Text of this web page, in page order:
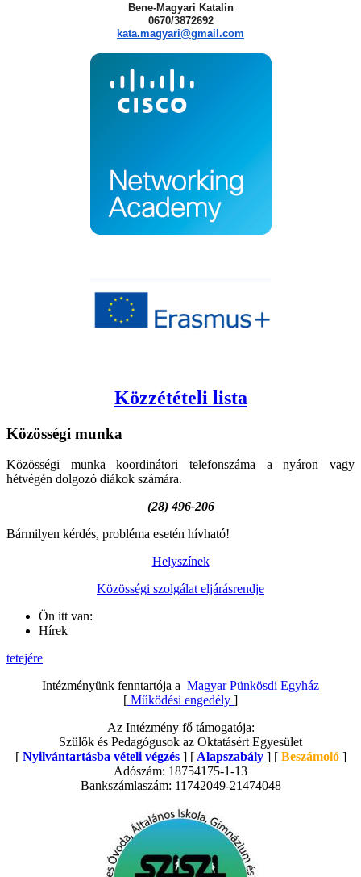
Bene-Magyari Katalin
0670/3872692
kata.magyari@gmail.com
Közzétételi lista
Közösségi munka
Közösségi munka koordinátori telefonszáma a nyáron vagy
hétvégén dolgozó diákok számára.
(28) 496-206
Bármilyen kérdés, probléma esetén hívható!
Helyszínek
Közösségi szolgálat eljárásrendje
Ön itt van:
Hírek
tetejére
Intézményünk fenntartója a Magyar Pünkösdi Egyház
[ Működési engedély ]
Az Intézmény fő támogatója:
Szülők és Pedagógusok az Oktatásért Egyesület
[ Nyilvántartásba vételi végzés ] [ Alapszabály ] [ Beszámoló ]
Adószám: 18754175-1-13
Bankszámlaszám: 11742049-21474048